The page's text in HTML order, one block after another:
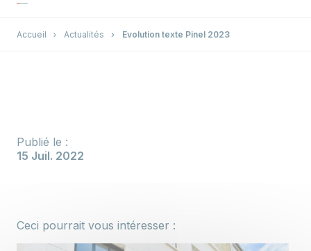
Actualités
Accueil Actualités Evolution texte Pinel 2023
Publié le :
15 Juil. 2022
Ceci pourrait vous intéresser :